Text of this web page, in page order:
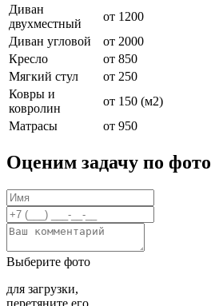
Диван
двухместный
от 1200
Диван угловой
от 2000
Кресло
от 850
Мягкий стул
от 250
Ковры и
ковролин
от 150 (м2)
Матрасы
от 950
Оценим задачу по фото
Выберите фото
для загрузки,
перетяните его